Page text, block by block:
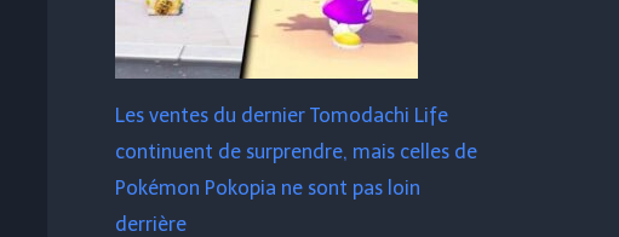
Les ventes du dernier Tomodachi Life
continuent de surprendre, mais celles de
Pokémon Pokopia ne sont pas loin
derrière